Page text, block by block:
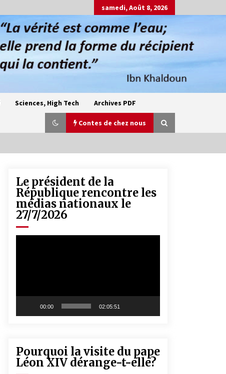
samedi, Août 8, 2026
Sciences, High Tech Archives PDF
Contes de chez nous
Oum el Gaïla / L’ogresse du M’zab
4 ans ago
5 ans ago
Le président de la
République rencontre les
médias nationaux le
27/7/2026
00:00 02:05:51
Pourquoi la visite du pape
Léon XIV dérange-t-elle?